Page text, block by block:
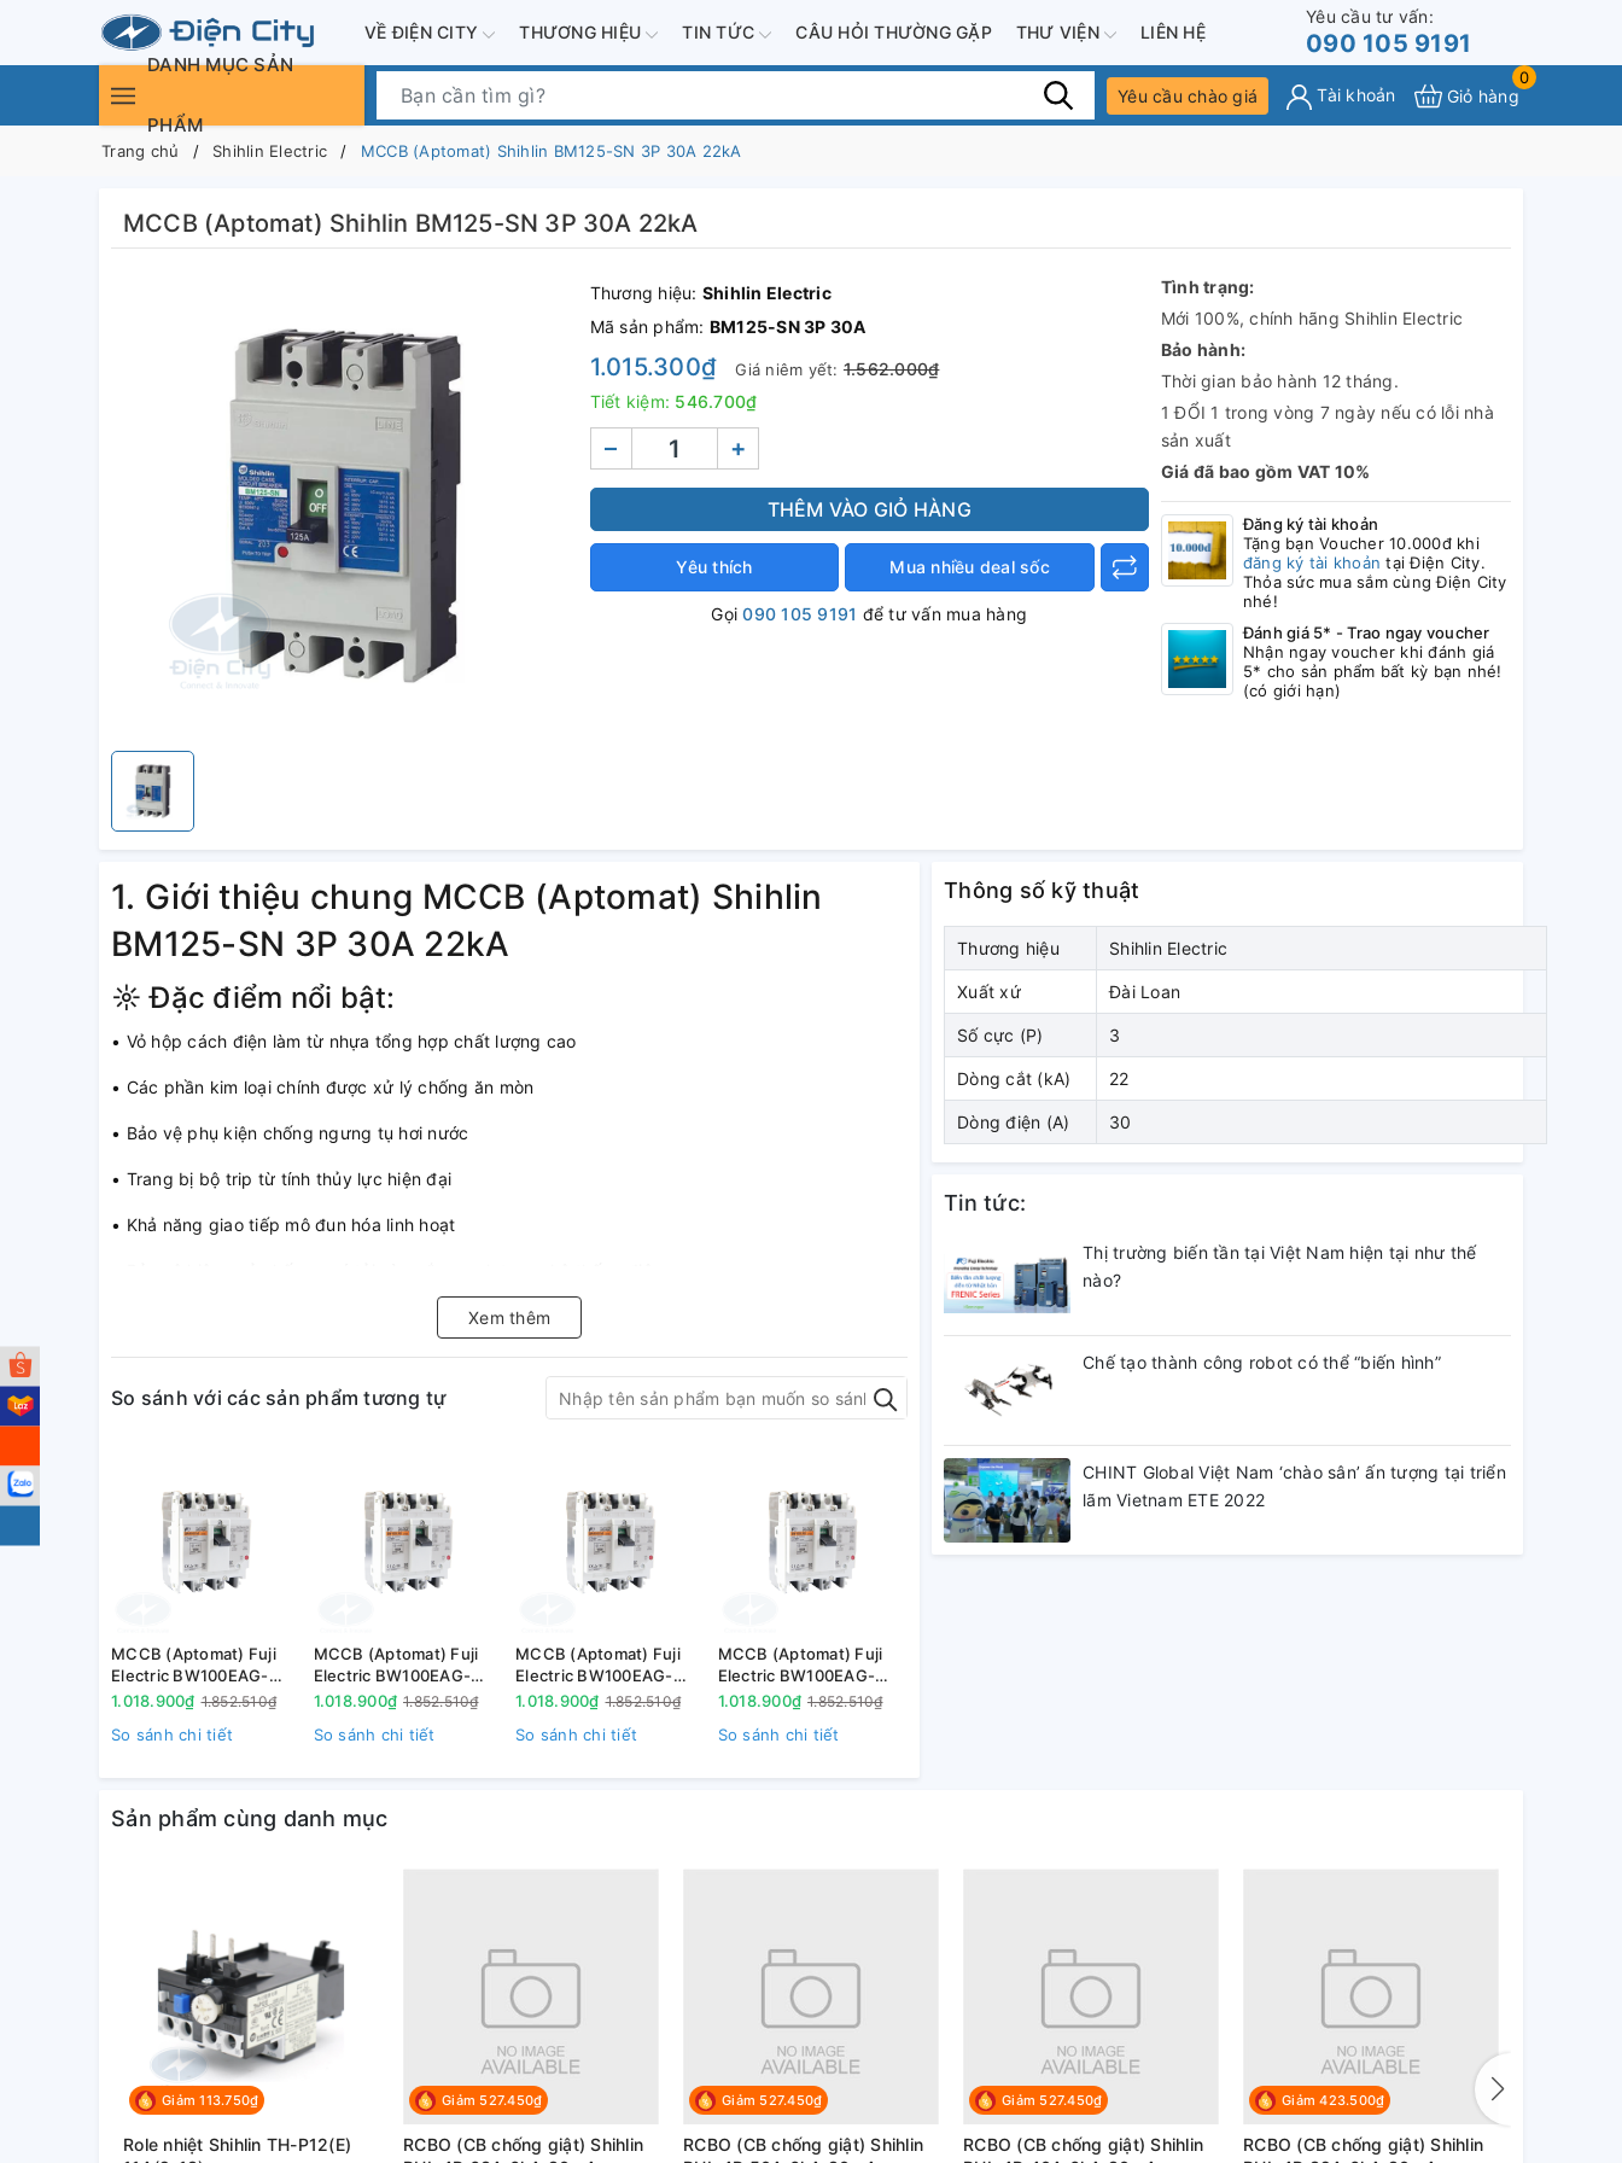
VỀ ĐIỆN CITY THƯƠNG HIỆU TIN TỨC CÂU HỎI THƯỜNG GẶP THƯ VIỆN LIÊN HỆ
Yêu cầu tư vấn:
090 105 9191
DANH MỤC SẢN
PHẨM
Yêu cầu chào giá Tài khoản
0
Giỏ hàng
Trang chủ Shihlin Electric MCCB (Aptomat) Shihlin BM125-SN 3P 30A 22kA
MCCB (Aptomat) Shihlin BM125-SN 3P 30A 22kA
Thương hiệu: Shihlin Electric
Mã sản phẩm: BM125-SN 3P 30A
1.015.300₫ Giá niêm yết: 1.562.000₫
Tiết kiệm: 546.700₫
– +
THÊM VÀO GIỎ HÀNG
Yêu thích Mua nhiều deal sốc
Gọi090 105 9191 để tư vấn mua hàng
Tình trạng:
Mới 100%, chính hãng Shihlin Electric
Bảo hành:
Thời gian bảo hành 12 tháng.
1 ĐỔI 1 trong vòng 7 ngày nếu có lỗi nhà
sản xuất
Giá đã bao gồm VAT 10%
Đăng ký tài khoản
Tặng bạn Voucher 10.000đ khi
đăng ký tài khoản tại Điện City.
Thỏa sức mua sắm cùng Điện City
nhé!
Đánh giá 5* - Trao ngay voucher
Nhận ngay voucher khi đánh giá
5* cho sản phẩm bất kỳ bạn nhé!
(có giới hạn)
1. Giới thiệu chung MCCB (Aptomat) Shihlin
BM125-SN 3P 30A 22kA
☼ Đặc điểm nổi bật:
• Vỏ hộp cách điện làm từ nhựa tổng hợp chất lượng cao
• Các phần kim loại chính được xử lý chống ăn mòn
• Bảo vệ phụ kiện chống ngưng tụ hơi nước
• Trang bị bộ trip từ tính thủy lực hiện đại
• Khả năng giao tiếp mô đun hóa linh hoạt
• Lắp đặt dễ dàng, kết nối nhanh chóng qua kẹp thiết bị đầu cuối
☼ Tiêu chuẩn:
• Đạt tiêu chuẩn IEC/EN 60947-2, JIS 8370 & 8201-2
☼ MCCB (Aptomat) Shihlin BM125-SN 3P 30A 22kA
được dùng để:
• Bảo vệ thiết bị đóng cắt, bảng điều khiển, hệ thống điện trong nhà máy
• Thích hợp cho mạng điện hạ thế, hệ thống điện dân dụng và các ngành công nghiệp nhỏ
2. Diễn giải mã hàng
3. Kích thước
4. Tài liệu tham khảo
( đang cập nhật)
Xem thêm
So sánh với các sản phẩm tương tự
MCCB (Aptomat) Fuji
Electric BW100EAG-
3P100 3P 100A 10kA
1.018.900₫ 1.852.510₫
So sánh chi tiết
MCCB (Aptomat) Fuji
Electric BW100EAG-
3P075 3P 75A 10kA
1.018.900₫ 1.852.510₫
So sánh chi tiết
MCCB (Aptomat) Fuji
Electric BW100EAG-
3P063 3P 63A 10kA
1.018.900₫ 1.852.510₫
So sánh chi tiết
MCCB (Aptomat) Fuji
Electric BW100EAG-
3P060 3P 60A 10kA
1.018.900₫ 1.852.510₫
So sánh chi tiết
Thông số kỹ thuật
Thương hiệu Shihlin Electric
Xuất xứ Đài Loan
Số cực (P) 3
Dòng cắt (kA) 22
Dòng điện (A) 30
Tin tức:
Thị trường biến tần tại Việt Nam hiện tại như thế
nào?
Chế tạo thành công robot có thể “biến hình”
CHINT Global Việt Nam ‘chào sân’ ấn tượng tại triển
lãm Vietnam ETE 2022
Sản phẩm cùng danh mục
Giảm 113.750₫
Role nhiệt Shihlin TH-P12(E)
Giảm 527.450₫
RCBO (CB chống giật) Shihlin
Giảm 527.450₫
RCBO (CB chống giật) Shihlin
Giảm 527.450₫
RCBO (CB chống giật) Shihlin
Giảm 423.500₫
RCBO (CB chống giật) Shihlin